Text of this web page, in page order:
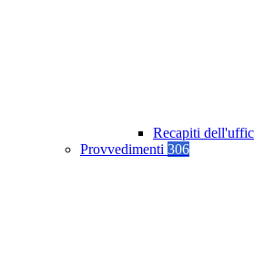
Recapiti
Provvedimenti 306